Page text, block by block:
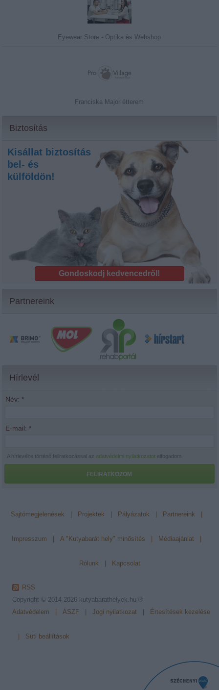
Eyewear Store - Optika ès Webshop
Franciska Major étterem
Biztosítás
Kisállat biztosítás
bel- és
külföldön!
Gondoskodj kedvencedről!
Partnereink
Hírlevél
Név: *
E-mail: *
A hírlevélre történő feliratkozással azadatvédelmi nyilatkozatot elfogadom.
FELIRATKOZOM
Sajtómegjelenések Projektek Pályázatok Partnereink
Impresszum A "Kutyabarát hely" minősítés Médiaajánlat
Rólunk Kapcsolat
RSS
Copyright © 2014-2026 kutyabarathelyek.hu ®
Adatvédelem
ÁSZF Jogi nyilatkozat Értesítések kezelése
Süti beállítások